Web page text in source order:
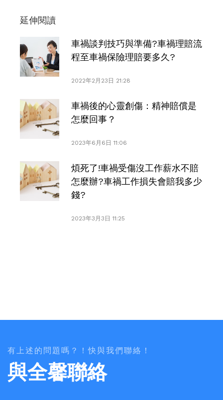
延伸閱讀
車禍談判技巧與準備?車禍理賠流
程至車禍保險理賠要多久?
2022年2月23日 21:28
車禍後的心靈創傷：精神賠償是
怎麼回事？
2023年6月6日 11:06
煩死了!車禍受傷沒工作薪水不賠
怎麼辦?車禍工作損失會賠我多少
錢?
2023年3月3日 11:25
有上述的問題嗎？！快與我們聯絡！
與全馨聯絡